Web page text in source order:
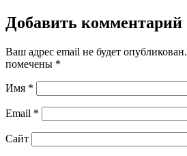
Добавить комментарий
Ваш адрес email не будет опубликован.
помечены *
Имя *
Email *
Сайт